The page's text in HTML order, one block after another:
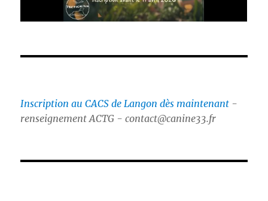
Inscription au CACS de Langon dès maintenant -
renseignement ACTG - contact@canine33.fr